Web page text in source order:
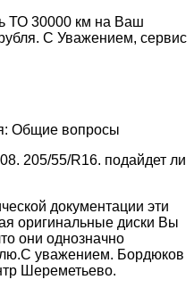
ТО 30000 км на Ваш
С Уважением, сервис
Общие вопросы
205/55/R16. подайдет ли
документации эти
оригинальные диски Вы
они однозначно
уважением. Бордюков
Шереметьево.